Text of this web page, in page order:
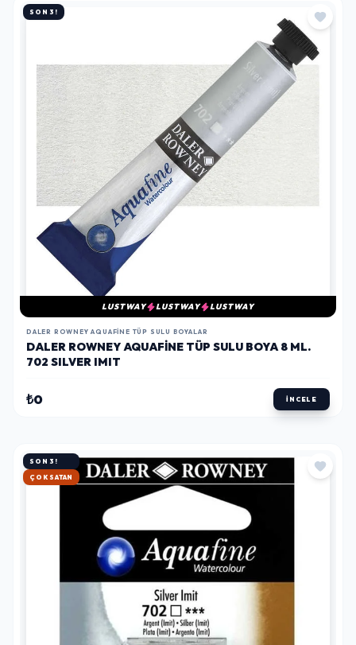
SON 3!
LUSTWAY LUSTWAY LUSTWAY
DALER ROWNEY AQUAFINE TÜP SULU BOYALAR
DALER ROWNEY AQUAFINE TÜP SULU BOYA 8 ML.
702 SILVER IMIT
₺0 İNCELE
SON 3!
HIZLI KARGO